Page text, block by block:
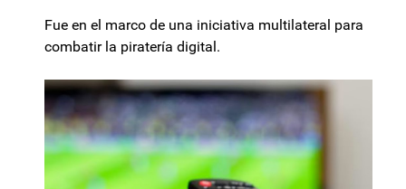
Fue en el marco de una iniciativa multilateral para
combatir la piratería digital.